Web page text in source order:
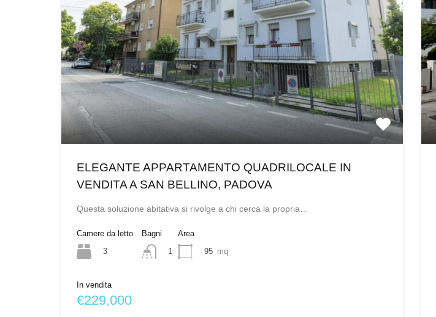
ELEGANTE APPARTAMENTO QUADRILOCALE IN
VENDITA A SAN BELLINO, PADOVA
Questa soluzione abitativa si rivolge a chi cerca la propria…
Camere da letto
3
Bagni
1
Area
95 mq
In vendita
€229,000